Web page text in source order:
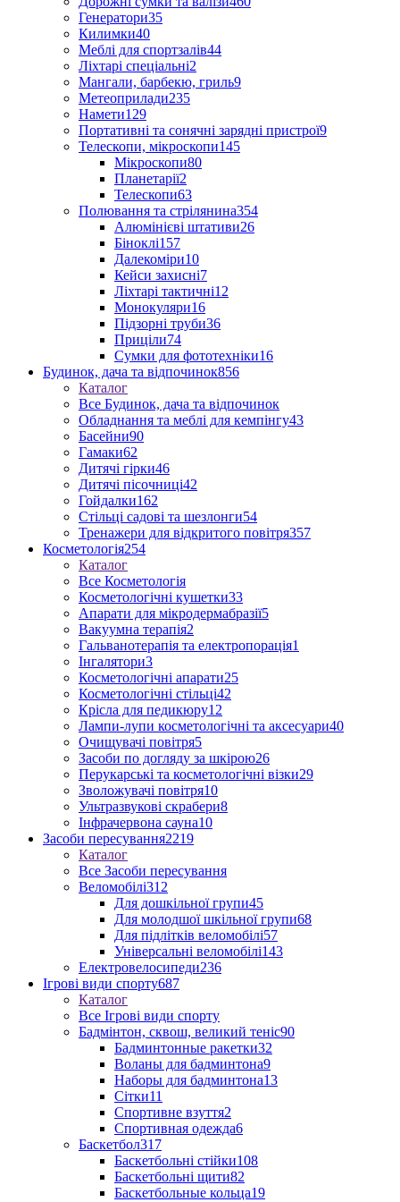
Генератори35
Килимки40
Меблі для спортзалів44
Ліхтарі спеціальні2
Мангали, барбекю, гриль9
Метеоприлади235
Намети129
Портативні та сонячні зарядні пристрої9
Телескопи, мікроскопи145
Мікроскопи80
Планетарії2
Телескопи63
Полювання та стрілянина354
Алюмінієві штативи26
Біноклі157
Далекоміри10
Кейси захисні7
Ліхтарі тактичні12
Монокуляри16
Підзорні труби36
Приціли74
Сумки для фототехніки16
Будинок, дача та відпочинок856
Каталог
Все Будинок, дача та відпочинок
Обладнання та меблі для кемпінгу43
Басейни90
Гамаки62
Дитячі гірки46
Дитячі пісочниці42
Гойдалки162
Стільці садові та шезлонги54
Тренажери для відкритого повітря357
Косметологія254
Каталог
Все Косметологія
Косметологічні кушетки33
Апарати для мікродермабразії5
Вакуумна терапія2
Гальванотерапія та електропорація1
Інгалятори3
Косметологічні апарати25
Косметологічні стільці42
Крісла для педикюру12
Лампи-лупи косметологічні та аксесуари40
Очищувачі повітря5
Засоби по догляду за шкірою26
Перукарські та косметологічні візки29
Зволожувачі повітря10
Ультразвукові скрабери8
Інфрачервона сауна10
Засоби пересування2219
Каталог
Все Засоби пересування
Веломобілі312
Для дошкільної групи45
Для молодшої шкільної групи68
Для підлітків веломобілі57
Універсальні веломобілі143
Електровелосипеди236
Ігрові види спорту687
Каталог
Все Ігрові види спорту
Бадмінтон, сквош, великий теніс90
Бадминтонные ракетки32
Воланы для бадминтона9
Наборы для бадминтона13
Сітки11
Спортивне взуття2
Спортивная одежда6
Баскетбол317
Баскетбольні стійки108
Баскетбольні щити82
Баскетбольные кольца19